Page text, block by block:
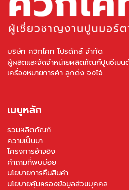
บริษัท ควิกโคท โปรดักส์ จำกัด
ผู้ผลิตและจัดจำหน่ายผลิตภัณฑ์ปูนซีเมนต์
เครื่องหมายการค้า ลูกดิ่ง จิงโจ้
เมนูหลัก
รวมผลิตภัณฑ์
ความเป็นมา
โครงการอ้างอิง
คำถามที่พบบ่อย
นโยบายการคืนสินค้า
นโยบายคุ้มครองข้อมูลส่วนบุคคล